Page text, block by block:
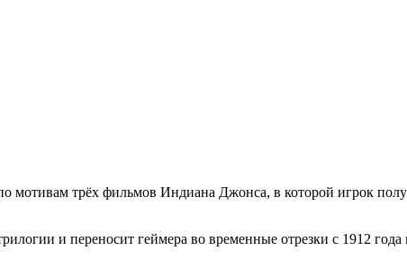
трёх фильмов Индиана Джонса, в которой игрок
и переносит геймера во временные отрезки с 1912